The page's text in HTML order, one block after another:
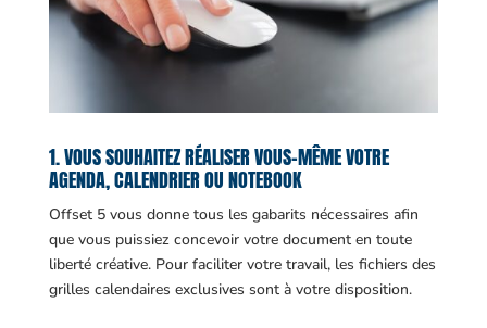
1. VOUS SOUHAITEZ RÉALISER VOUS-MÊME VOTRE
AGENDA, CALENDRIER OU NOTEBOOK
Offset 5 vous donne tous les gabarits nécessaires afin
que vous puissiez concevoir votre document en toute
liberté créative. Pour faciliter votre travail, les fichiers des
grilles calendaires exclusives sont à votre disposition.